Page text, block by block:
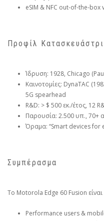
eSIM & NFC out-of-the-box
Προφίλ
Ίδρυση: 1928, Chicago
Καινοτομίες: DynaTAC
5G spearhead
R&D: > $ 500 εκ./έτος, 12
Παρουσία: 2.500 υπ., 70+
Όραμα: “Smart devices for
Συμπέρασμα
Το Motorola Edge 60 Fusion είναι
Performance users &